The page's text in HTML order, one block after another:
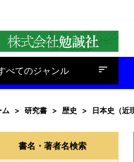
べてのジャンル
ム 研究書 歴史 日本史（近
書名・著者名検索